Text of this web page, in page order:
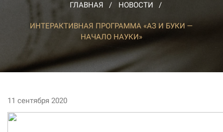
ГЛАВНАЯ НОВОСТИ
ИНТЕРАКТИВНАЯ ПРОГРАММА «АЗ И БУКИ —
НАЧАЛО НАУКИ»
11 сентября 2020